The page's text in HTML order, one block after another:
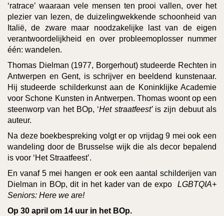
‘ratrace’ waaraan vele mensen ten prooi vallen, over het
plezier van lezen, de duizelingwekkende schoonheid van
Italië, de zware maar noodzakelijke last van de eigen
verantwoordelijkheid en over probleemoplosser nummer
één: wandelen.
Thomas Dielman (1977, Borgerhout) studeerde Rechten in
Antwerpen en Gent, is schrijver en beeldend kunstenaar.
Hij studeerde schilderkunst aan de Koninklijke Academie
voor Schone Kunsten in Antwerpen. Thomas woont op een
steenworp van het BOp, ‘Het straatfeest’ is zijn debuut als
auteur.
Na deze boekbespreking volgt er op vrijdag 9 mei ook een
wandeling door de Brusselse wijk die als decor bepalend
is voor ‘Het Straatfeest’.
En vanaf 5 mei hangen er ook een aantal schilderijen van
Dielman in BOp, dit in het kader van de expo LGBTQIA+
Seniors: Here we are!
Op 30 april om 14 uur in het BOp.